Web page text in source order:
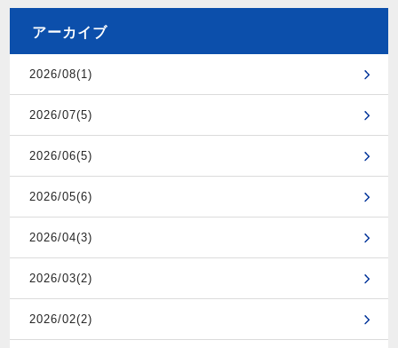
アーカイブ
2026/08(1)
2026/07(5)
2026/06(5)
2026/05(6)
2026/04(3)
2026/03(2)
2026/02(2)